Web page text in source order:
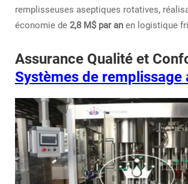
remplisseuses aseptiques rotatives,
économie de 2,8 M$ par an en logistique
Assurance Qualité et
Systèmes de remplissage